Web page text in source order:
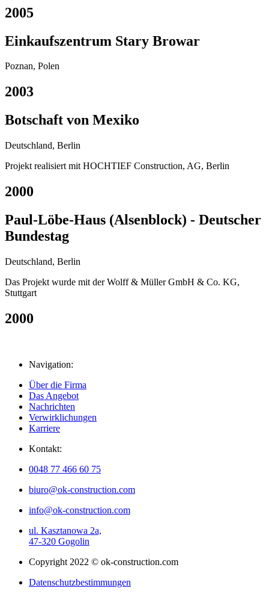
2005
Einkaufszentrum Stary Browar
Poznan, Polen
2003
Botschaft von Mexiko
Deutschland, Berlin
Projekt realisiert mit HOCHTIEF Construction, AG, Berlin
2000
Paul-Löbe-Haus (Alsenblock) - Deutscher
Bundestag
Deutschland, Berlin
Das Projekt wurde mit der Wolff & Müller GmbH & Co. KG,
Stuttgart
2000
Navigation:
Über die Firma
Das Angebot
Nachrichten
Verwirklichungen
Karriere
Kontakt:
0048 77 466 60 75
biuro@ok-construction.com
info@ok-construction.com
ul. Kasztanowa 2a,
47-320 Gogolin
Copyright 2022 © ok-construction.com
Datenschutzbestimmungen